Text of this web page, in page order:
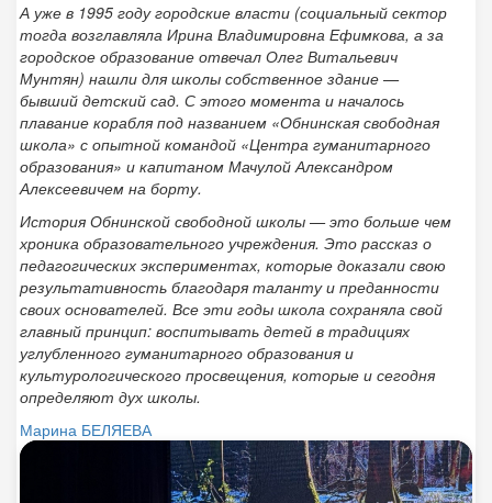
А уже в 1995 году городские власти (социальный сектор
тогда возглавляла Ирина Владимировна Ефимкова, а за
городское образование отвечал Олег Витальевич
Мунтян) нашли для школы собственное здание —
бывший детский сад. С этого момента и началось
плавание корабля под названием «Обнинская свободная
школа» с опытной командой «Центра гуманитарного
образования» и капитаном Мачулой Александром
Алексеевичем на борту.
История Обнинской свободной школы — это больше чем
хроника образовательного учреждения. Это рассказ о
педагогических экспериментах, которые доказали свою
результативность благодаря таланту и преданности
своих основателей. Все эти годы школа сохраняла свой
главный принцип: воспитывать детей в традициях
углубленного гуманитарного образования и
культурологического просвещения, которые и сегодня
определяют дух школы.
Марина БЕЛЯЕВА